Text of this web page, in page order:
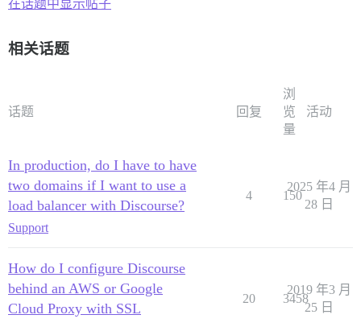
在话题中显示帖子
相关话题
话题 回复
浏
览
量
活动
In production, do I have to have
two domains if I want to use a
load balancer with Discourse?
Support
4 150
2025 年4 月
28 日
How do I configure Discourse
behind an AWS or Google
Cloud Proxy with SSL
20 3458
2019 年3 月
25 日